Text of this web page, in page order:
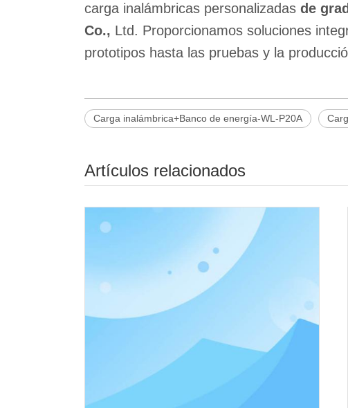
carga inalámbricas personalizadas de
Co., Ltd. Proporcionamos soluciones
prototipos hasta las pruebas y la
Carga inalámbrica+Banco de energía-WL-P20A
Artículos relacionados